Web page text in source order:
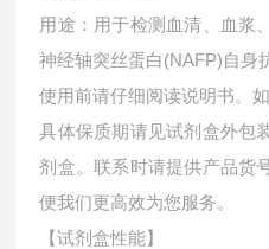
用途：用于检测血清、血浆
神经轴突丝蛋白(NAFP)自身
使用前请仔细阅读说明书。
具体保质期请见试剂盒外包
剂盒。联系时请提供产品货
便我们更高效为您服务。
【试剂盒性能】